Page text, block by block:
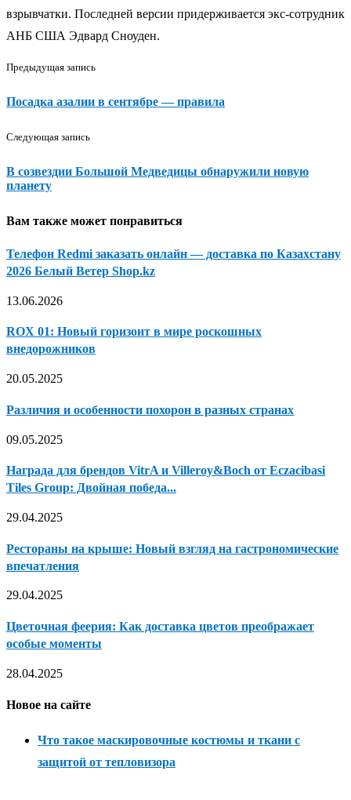
взрывчатки. Последней версии придерживается экс-​сотрудник
АНБ США Эдвард Сноуден.
Предыдущая запись
Посадка азалии в сентябре — правила
Следующая запись
В созвездии Большой Медведицы обнаружили новую
планету
Вам также может понравиться
Телефон Redmi заказать онлайн — доставка по Казахстану
2026 Белый Ветер Shop.kz
13.06.2026
ROX 01: Новый горизонт в мире роскошных
внедорожников
20.05.2025
Различия и особенности похорон в разных странах
09.05.2025
Награда для брендов VitrA и Villeroy&Boch от Eczacibasi
Tiles Group: Двойная победа...
29.04.2025
Рестораны на крыше: Новый взгляд на гастрономические
впечатления
29.04.2025
Цветочная феерия: Как доставка цветов преображает
особые моменты
28.04.2025
Новое на сайте
Что такое маскировочные костюмы и ткани с
защитой от тепловизора